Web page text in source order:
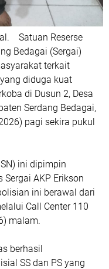
Satuan Reserse
Bedagai (Sergai)
terkait
diduga kuat
di Dusun 2, Desa
Serdang Bedagai,
pagi sekira pukul
ini dipimpin
AKP Erikson
ini berawal dari
Call Center 110
malam.
berhasil
SS dan PS yang